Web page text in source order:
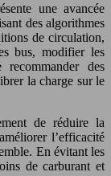
une avancée
des algorithmes
de circulation,
bus, modifier les
des
la charge sur le
de réduire la
l’efficacité
En évitant les
de carburant et